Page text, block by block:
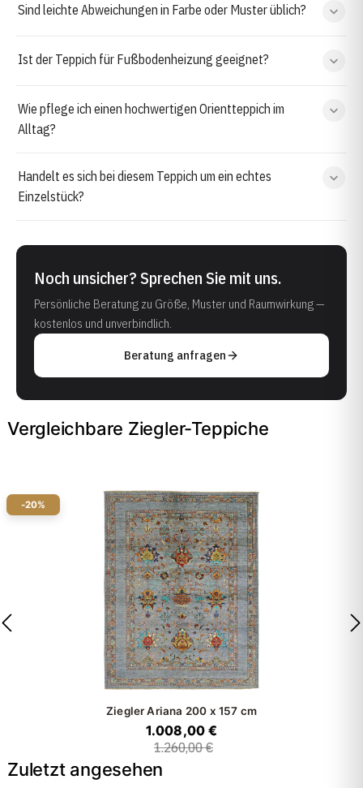
Sind leichte Abweichungen in Farbe oder Muster üblich?
Ist der Teppich für Fußbodenheizung geeignet?
Wie pflege ich einen hochwertigen Orientteppich im
Alltag?
Handelt es sich bei diesem Teppich um ein echtes
Einzelstück?
Noch unsicher? Sprechen Sie mit uns.
Persönliche Beratung zu Größe, Muster und Raumwirkung —
kostenlos und unverbindlich.
Beratung anfragen
Vergleichbare Ziegler-Teppiche
-20%
Ziegler Ariana 200 x 157 cm
1.008,00 €
1.260,00 €
Zuletzt angesehen